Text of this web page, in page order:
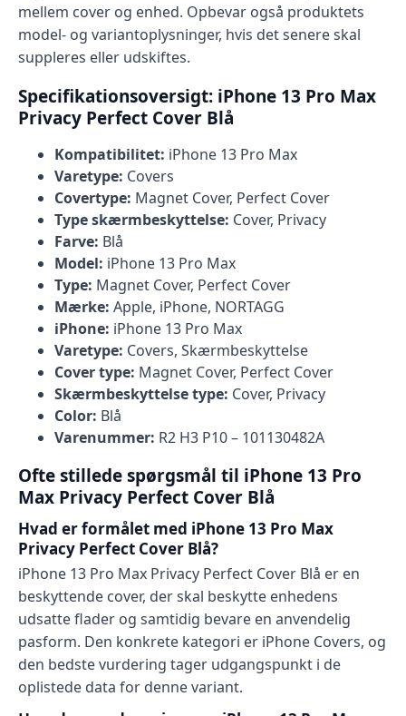
mellem cover og enhed. Opbevar også produktets
model- og variantoplysninger, hvis det senere skal
suppleres eller udskiftes.
Specifikationsoversigt: iPhone 13 Pro Max
Privacy Perfect Cover Blå
Kompatibilitet: iPhone 13 Pro Max
Varetype: Covers
Covertype: Magnet Cover, Perfect Cover
Type skærmbeskyttelse: Cover, Privacy
Farve: Blå
Model: iPhone 13 Pro Max
Type: Magnet Cover, Perfect Cover
Mærke: Apple, iPhone, NORTAGG
iPhone: iPhone 13 Pro Max
Varetype: Covers, Skærmbeskyttelse
Cover type: Magnet Cover, Perfect Cover
Skærmbeskyttelse type: Cover, Privacy
Color: Blå
Varenummer: R2 H3 P10 – 101130482A
Ofte stillede spørgsmål til iPhone 13 Pro
Max Privacy Perfect Cover Blå
Hvad er formålet med iPhone 13 Pro Max
Privacy Perfect Cover Blå?
iPhone 13 Pro Max Privacy Perfect Cover Blå er en
beskyttende cover, der skal beskytte enhedens
udsatte flader og samtidig bevare en anvendelig
pasform. Den konkrete kategori er iPhone Covers, og
den bedste vurdering tager udgangspunkt i de
oplistede data for denne variant.